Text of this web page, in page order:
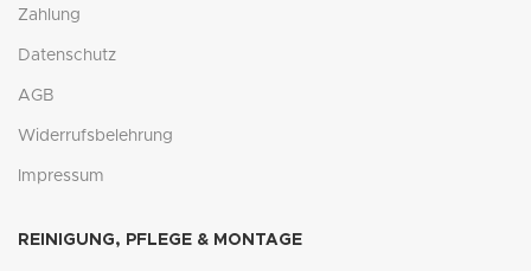
Zahlung
Datenschutz
AGB
Widerrufsbelehrung
Impressum
REINIGUNG, PFLEGE & MONTAGE